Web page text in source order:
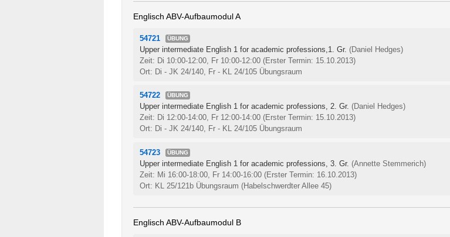
Englisch ABV-Aufbaumodul A
54721 ÜBUNG
Upper intermediate English 1 for academic professions,1. Gr. (Daniel Hedges)
Zeit: Di 10:00-12:00, Fr 10:00-12:00 (Erster Termin: 15.10.2013)
Ort: Di - JK 24/140, Fr - KL 24/105 Übungsraum
54722 ÜBUNG
Upper intermediate English 1 for academic professions, 2. Gr. (Daniel Hedges)
Zeit: Di 12:00-14:00, Fr 12:00-14:00 (Erster Termin: 15.10.2013)
Ort: Di - JK 24/140, Fr - KL 24/105 Übungsraum
54723 ÜBUNG
Upper intermediate English 1 for academic professions, 3. Gr. (Annette Stemmerich)
Zeit: Mi 16:00-18:00, Fr 14:00-16:00 (Erster Termin: 16.10.2013)
Ort: KL 25/121b Übungsraum (Habelschwerdter Allee 45)
Englisch ABV-Aufbaumodul B